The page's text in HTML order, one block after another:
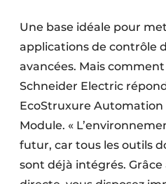
Une base idéale pour
applications de contrôle
avancées. Mais
Schneider Electric
EcoStruxure Automation
Module. «
futur, car tous les outils
sont déjà intégrés.